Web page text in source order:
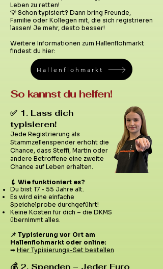
Leben zu retten!
💡 Schon typisiert? Dann bring Freunde,
Familie oder Kollegen mit, die sich registrieren
lassen! Je mehr, desto besser!
Weitere Informationen zum Hallenflohmarkt
findest du hier: ​​
Hallenflohmarkt
So kannst du helfen!
✅ 1. Lass dich
typisieren!
Jede Registrierung als
Stammzellenspender erhöht die
Chance, dass Steffi, Martin oder
andere Betroffene eine zweite
Chance auf Leben erhalten.
💉 Wie funktioniert es?
Du bist 17 - 55 Jahre alt.
Es wird eine einfache
Speichelprobe durchgeführt!
Keine Kosten für dich – die DKMS
übernimmt alles.
📌 Typisierung vor Ort am
Hallenflohmarkt oder online:
➡ Hier Typisierungs-Set bestellen​
💰 2. Spenden – Jeder Euro